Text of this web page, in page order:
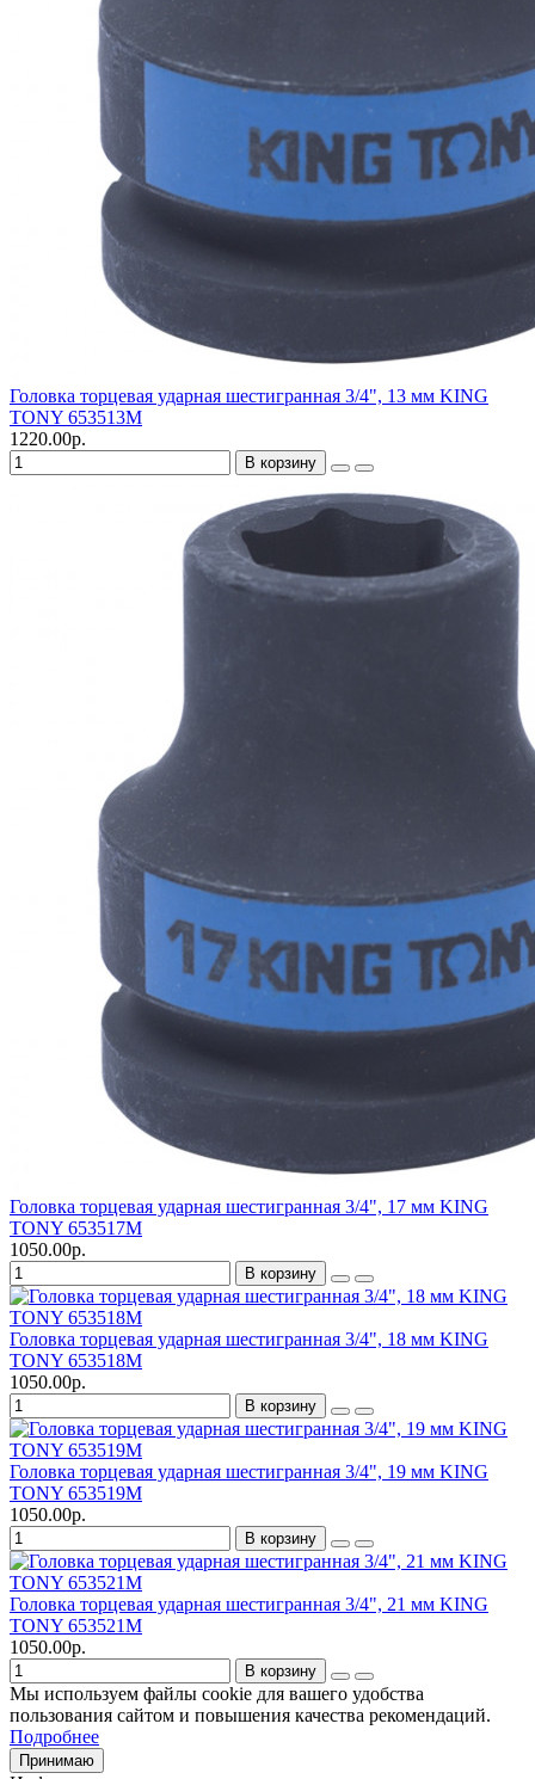
Головка торцевая ударная шестигранная 3/4", 13 мм KING
TONY 653513M
1220.00р.
В корзину
Головка торцевая ударная шестигранная 3/4", 17 мм KING
TONY 653517M
1050.00р.
В корзину
Головка торцевая ударная шестигранная 3/4", 18 мм KING
TONY 653518M
1050.00р.
В корзину
Головка торцевая ударная шестигранная 3/4", 19 мм KING
TONY 653519M
1050.00р.
В корзину
Головка торцевая ударная шестигранная 3/4", 21 мм KING
TONY 653521M
1050.00р.
В корзину
Мы используем файлы cookie для вашего удобства
пользования сайтом и повышения качества рекомендаций.
Подробнее
Принимаю